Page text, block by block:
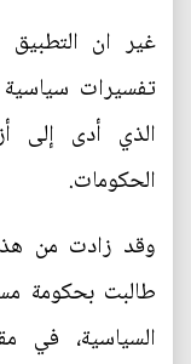
غير ان
تفسيرات سياسية
الذي أدى إلى
الحكومات.
وقد زادت من
طالبت بحكومة
السياسية، في